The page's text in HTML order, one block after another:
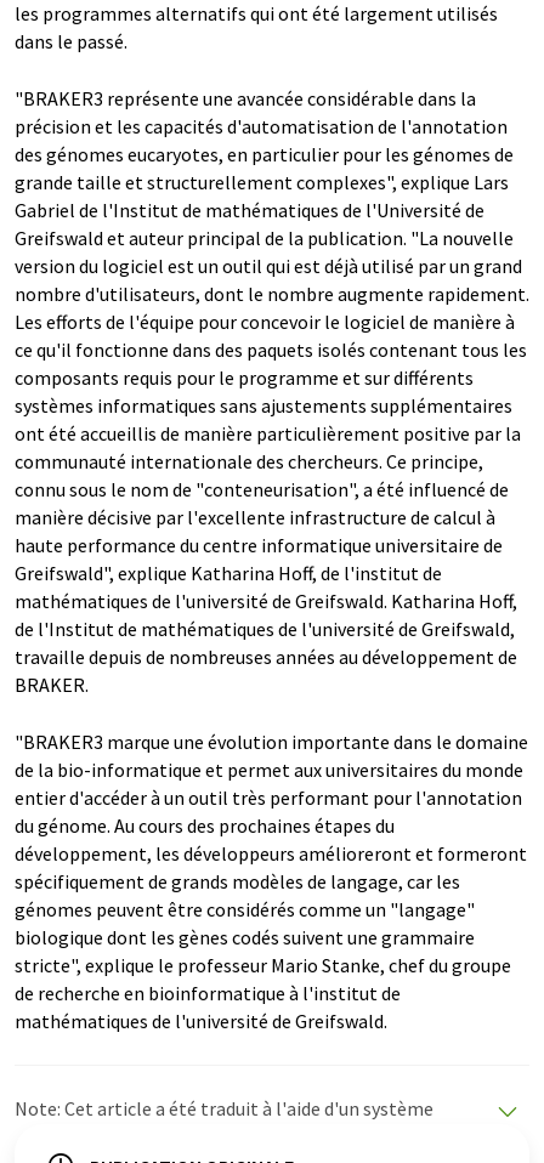
les programmes alternatifs qui ont été largement utilisés
dans le passé.
"BRAKER3 représente une avancée considérable dans la
précision et les capacités d'automatisation de l'annotation
des génomes eucaryotes, en particulier pour les génomes de
grande taille et structurellement complexes", explique Lars
Gabriel de l'Institut de mathématiques de l'Université de
Greifswald et auteur principal de la publication. "La nouvelle
version du logiciel est un outil qui est déjà utilisé par un grand
nombre d'utilisateurs, dont le nombre augmente rapidement.
Les efforts de l'équipe pour concevoir le logiciel de manière à
ce qu'il fonctionne dans des paquets isolés contenant tous les
composants requis pour le programme et sur différents
systèmes informatiques sans ajustements supplémentaires
ont été accueillis de manière particulièrement positive par la
communauté internationale des chercheurs. Ce principe,
connu sous le nom de "conteneurisation", a été influencé de
manière décisive par l'excellente infrastructure de calcul à
haute performance du centre informatique universitaire de
Greifswald", explique Katharina Hoff, de l'institut de
mathématiques de l'université de Greifswald. Katharina Hoff,
de l'Institut de mathématiques de l'université de Greifswald,
travaille depuis de nombreuses années au développement de
BRAKER.
"BRAKER3 marque une évolution importante dans le domaine
de la bio-informatique et permet aux universitaires du monde
entier d'accéder à un outil très performant pour l'annotation
du génome. Au cours des prochaines étapes du
développement, les développeurs amélioreront et formeront
spécifiquement de grands modèles de langage, car les
génomes peuvent être considérés comme un "langage"
biologique dont les gènes codés suivent une grammaire
stricte", explique le professeur Mario Stanke, chef du groupe
de recherche en bioinformatique à l'institut de
mathématiques de l'université de Greifswald.
Note: Cet article a été traduit à l'aide d'un système